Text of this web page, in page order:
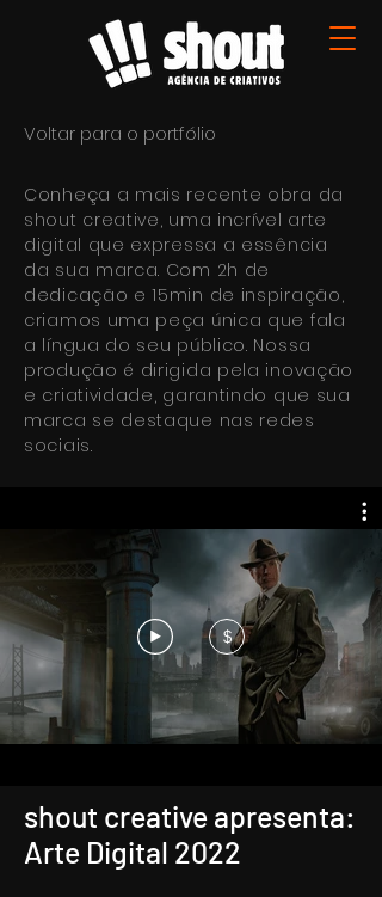
Voltar para o portfólio
Conheça a mais recente obra da
shout creative, uma incrível arte
digital que expressa a essência
da sua marca. Com 2h de
dedicação e 15min de inspiração,
criamos uma peça única que fala
a língua do seu público. Nossa
produção é dirigida pela inovação
e criatividade, garantindo que sua
marca se destaque nas redes
sociais.
$
shout creative apresenta:
Arte Digital 2022